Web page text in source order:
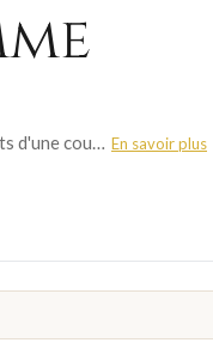
Le plaqué or offre le prestige de l'or à un prix abordable. Nos colliers plaqué or femme sont recouverts d'une couche d'or véritable pour un rendu luxueux et une belle durabilité. Parcourez plus de 587 modèles pour femme et trouvez votre bijou idéal. Livraison offerte en France métropolitaine. En savoir plus